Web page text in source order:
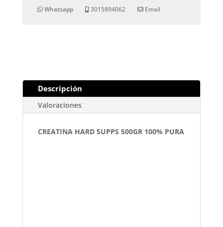
Whatsapp 3015894062 Email
Descripción
Valoraciones
CREATINA HARD SUPPS 500GR 100% PURA